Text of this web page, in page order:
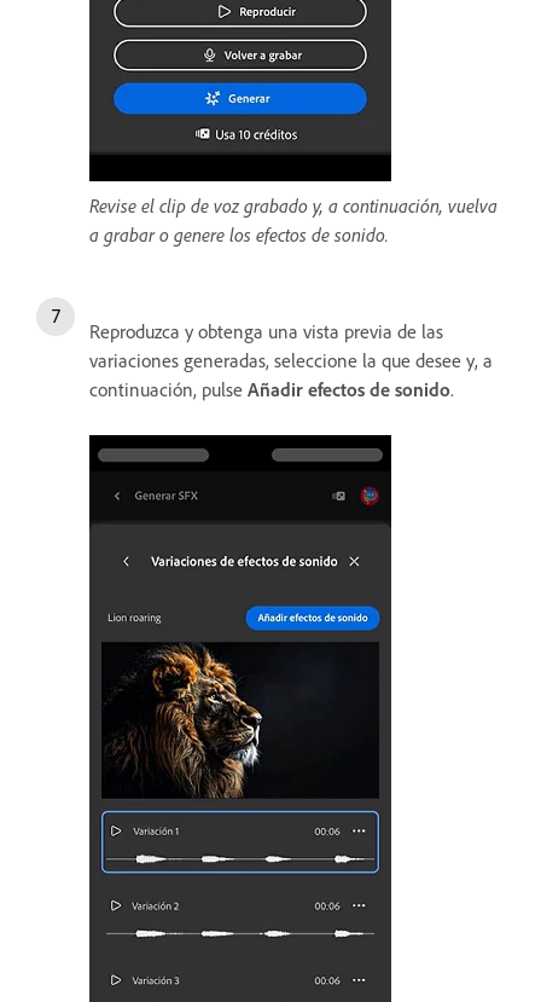
Revise el clip de voz grabado y, a continuación, vuelva
a grabar o genere los efectos de sonido.
Reproduzca y obtenga una vista previa de las
variaciones generadas, seleccione la que desee y, a
continuación, pulse Añadir efectos de sonido.